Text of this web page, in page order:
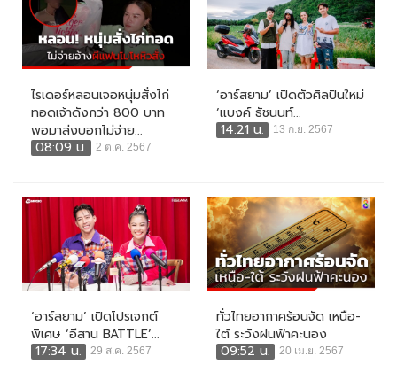
ไรเดอร์หลอนเจอหนุ่มสั่งไก่
ทอดเจ้าดังกว่า 800 บาท
พอมาส่งบอกไม่จ่าย...
08:09 น.
2 ต.ค. 2567
‘อาร์สยาม’ เปิดตัวศิลปินใหม่
‘แบงค์ ธัชนนท์...
14:21 น.
13 ก.ย. 2567
‘อาร์สยาม’ เปิดโปรเจกต์
พิเศษ ‘อีสาน BATTLE’...
17:34 น.
29 ส.ค. 2567
ทั่วไทยอากาศร้อนจัด เหนือ-
ใต้ ระวังฝนฟ้าคะนอง
09:52 น.
20 เม.ย. 2567